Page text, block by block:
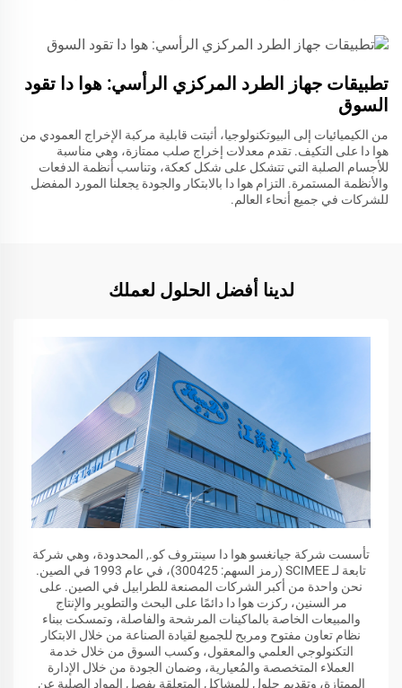
تطبيقات جهاز الطرد المركزي الرأسي: هوا دا تقود
السوق
من الكيميائيات إلى البيوتكنولوجيا، أثبتت قابلية مركبة الإخراج العمودي من
هوا دا على التكيف. تقدم معدلات إخراج صلب ممتازة، وهي مناسبة
للأجسام الصلبة التي تتشكل على شكل كعكة، وتناسب أنظمة الدفعات
والأنظمة المستمرة. التزام هوا دا بالابتكار والجودة يجعلنا المورد المفضل
للشركات في جميع أنحاء العالم.
لدينا أفضل الحلول لعملك
تأسست شركة جيانغسو هوا دا سينتروف كو., المحدودة، وهي شركة
تابعة لـ SCIMEE (رمز السهم: 300425)، في عام 1993 في الصين.
نحن واحدة من أكبر الشركات المصنعة للطرابيل في الصين. على
مر السنين، ركزت هوا دا دائمًا على البحث والتطوير والإنتاج
والمبيعات الخاصة بالماكينات المرشحة والفاصلة، وتمسكت ببناء
نظام تعاون مفتوح ومربح للجميع لقيادة الصناعة من خلال الابتكار
التكنولوجي العلمي والمعقول، وكسب السوق من خلال خدمة
العملاء المتخصصة والمُعيارية، وضمان الجودة من خلال الإدارة
الممتازة، وتقديم حلول للمشاكل المتعلقة بفصل المواد الصلبة عن